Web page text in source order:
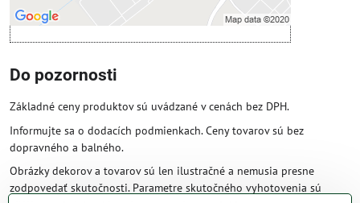
Do pozornosti
Základné ceny produktov sú uvádzané v cenách bez DPH.
Informujte sa o dodacích podmienkach. Ceny tovarov sú bez
dopravného a balného.
Obrázky dekorov a tovarov sú len ilustračné a nemusia presne
zodpovedať skutočnosti. Parametre skutočného vyhotovenia sú